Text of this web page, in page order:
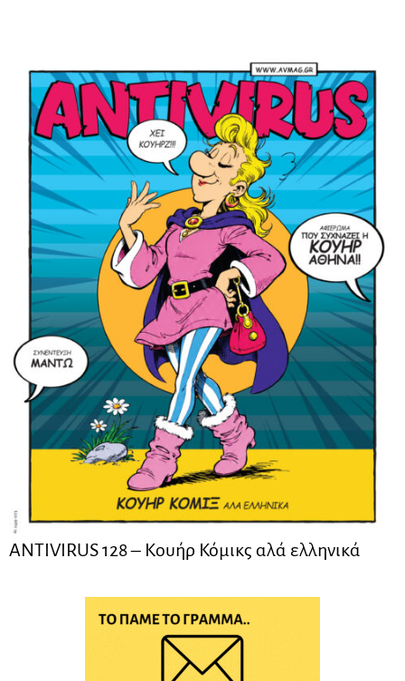
ANTIVIRUS 128 – Kουήρ Κόμικς αλά ελληνικά